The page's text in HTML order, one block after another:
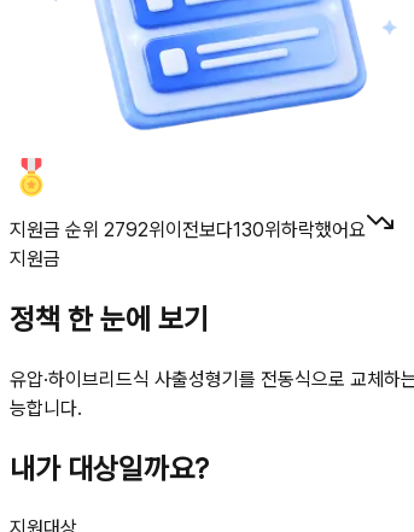
지원금 순위 2792위이전보다130위하락했어요
지원금
정책 한 눈에 보기
유압·하이브리드식 사출성형기를 전동식으로 교체
능합니다.
내가 대상일까요?